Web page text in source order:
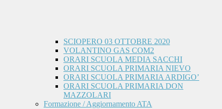
SCIOPERO 03 OTTOBRE 2020
VOLANTINO GAS COM2
ORARI SCUOLA MEDIA SACCHI
ORARI SCUOLA PRIMARIA NIEVO
ORARI SCUOLA PRIMARIA ARDIGO’
ORARI SCUOLA PRIMARIA DON
MAZZOLARI
Formazione / Aggiornamento ATA